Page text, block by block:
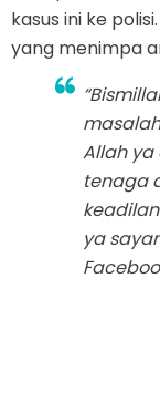
kasus ini ke
yang menimpa
Allah ya
tenaga
ya